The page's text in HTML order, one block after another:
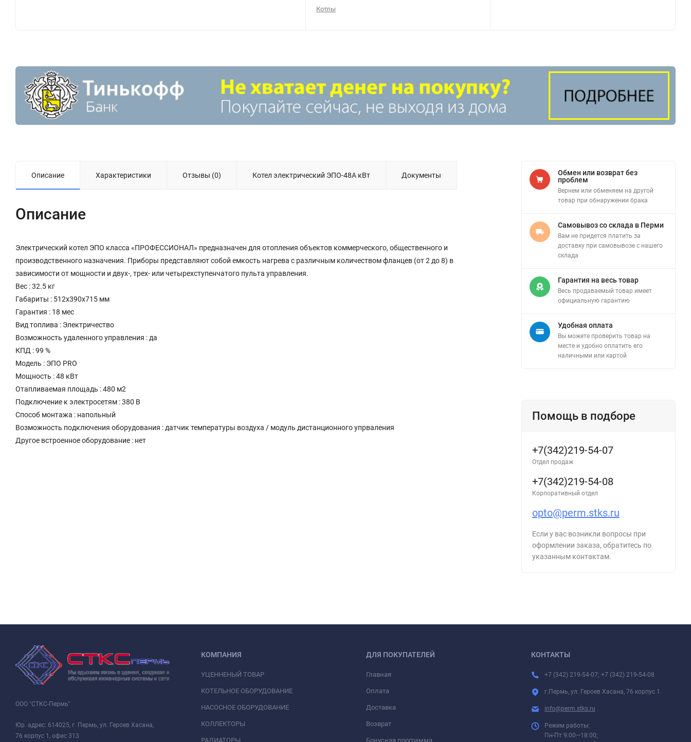
Котлы
Описание Характеристики Отзывы (0) Котел электрический ЭПО-48А кВт Документы
Описание
Электрический котел ЭПО класса «ПРОФЕССИОНАЛ» предназначен для отопления объектов коммерческого, общественного и
производственного назначения. Приборы представляют собой емкость нагрева с различным количеством фланцев (от 2 до 8) в
зависимости от мощности и двух-, трех- или четырехступенчатого пульта управления.
Вес : 32.5 кг
Габариты : 512х390х715 мм
Гарантия : 18 мес
Вид топлива : Электричество
Возможность удаленного управления : да
КПД : 99 %
Модель : ЭПО PRO
Мощность : 48 кВт
Отапливаемая площадь : 480 м2
Подключение к электросетям : 380 В
Способ монтажа : напольный
Возможность подключения оборудования : датчик температуры воздуха / модуль дистанционного упрваления
Другое встроенное оборудование : нет
Обмен или возврат без
проблем
Вернем или обменяем на другой
товар при обнаружении брака
Самовывоз со склада в Перми
Вам не придется платить за
доставку при самовывозе с нашего
склада
Гарантия на весь товар
Весь продаваемый товар имеет
официальную гарантию
Удобная оплата
Вы можете проверить товар на
месте и удобно оплатить его
наличными или картой
Помощь в подборе
+7(342)219-54-07
Отдел продаж
+7(342)219-54-08
Корпоративный отдел
opto@perm.stks.ru
Если у вас возникли вопросы при
оформлении заказа, обратитесь по
указанным контактам.
ООО "СТКС-Пермь"
Юр. адрес: 614025, г. Пермь, ул. Героев Хасана,
76 корпус 1, офис 313
КОМПАНИЯ
УЦЕННЕНЫЙ ТОВАР
КОТЕЛЬНОЕ ОБОРУДОВАНИЕ
НАСОСНОЕ ОБОРУДОВАНИЕ
КОЛЛЕКТОРЫ
РАДИАТОРЫ
ДЛЯ ПОКУПАТЕЛЕЙ
Главная
Оплата
Доставка
Возврат
Бонусная программа
КОНТАКТЫ
+7 (342) 219-54-07; +7 (342) 219-54-08
г.Пермь, ул. Героев Хасана, 76 корпус 1
info@perm.stks.ru
Режим работы:
Пн-Пт 9:00—18:00;